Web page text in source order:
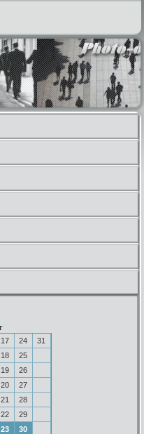
17 24
31
18
25
19
26
20
27
21
28
22
29
23 30